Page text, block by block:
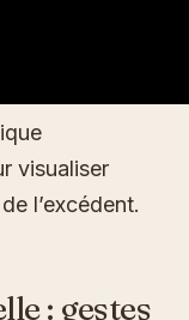
visualiser
l’excédent.
: gestes